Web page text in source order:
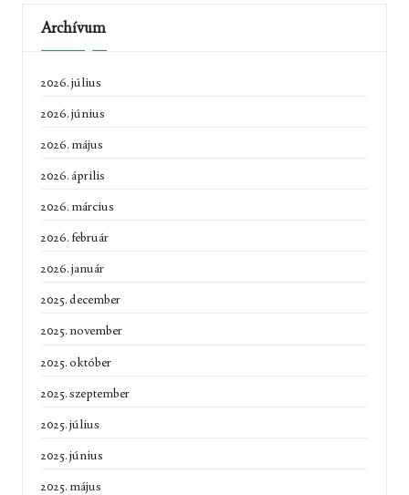
Archívum
2026. július
2026. június
2026. május
2026. április
2026. március
2026. február
2026. január
2025. december
2025. november
2025. október
2025. szeptember
2025. július
2025. június
2025. május